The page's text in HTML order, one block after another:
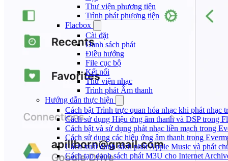
Thư viện phương tiện
Trình phát phương tiện
Flacbox
Cài đặt
Danh sách phát
Điều hướng
File cục bộ
Kết nối
Thư viện nhạc
Trình phát Âm thanh
Hướng dẫn thực hiện
Cách bật Trình trực quan hóa nhạc khi phát nhạc
Cách sử dụng Hiệu ứng âm thanh và DSP trong
Cách bật và sử dụng phát nhạc liền mạch trong
Cách sử dụng các hiệu ứng âm thanh trong
Cách xuất danh sách phát Apple Music và phát
Cách tạo danh sách phát M3U cho Internet